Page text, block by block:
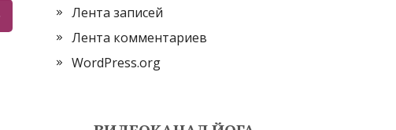
Лента записей
Лента комментариев
WordPress.org